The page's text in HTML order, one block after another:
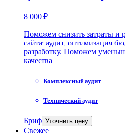
8 000 ₽
Поможем снизить затраты и
сайта: аудит, оптимизация
разработку. Поможем
качества
Комплексный аудит
Технический аудит
Бриф Уточнить цену
Свежее